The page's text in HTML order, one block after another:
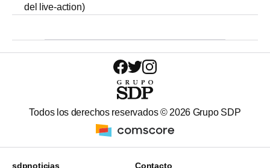
del live-action)
Todos los derechos reservados © 2026 Grupo SDP
sdpnoticias Contacto